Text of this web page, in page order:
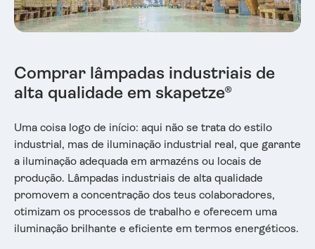
Comprar lâmpadas industriais de
alta qualidade em skapetze®
Uma coisa logo de início: aqui não se trata do estilo
industrial, mas de iluminação industrial real, que garante
a iluminação adequada em armazéns ou locais de
produção. Lâmpadas industriais de alta qualidade
promovem a concentração dos teus colaboradores,
otimizam os processos de trabalho e oferecem uma
iluminação brilhante e eficiente em termos energéticos.